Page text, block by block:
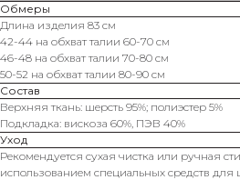
Обмеры
Длина изделия 83 см
42-44 на обхват талии 60-70 см
46-48 на обхват талии 70-80 см
50-52 на обхват талии 80-90 см
Состав
Верхняя ткань: шерсть 95%; полиэстер 5%
Подкладка: вискоза 60%, ПЭВ 40%
Уход
Рекомендуется сухая чистка или ручная
использованием специальных средств для